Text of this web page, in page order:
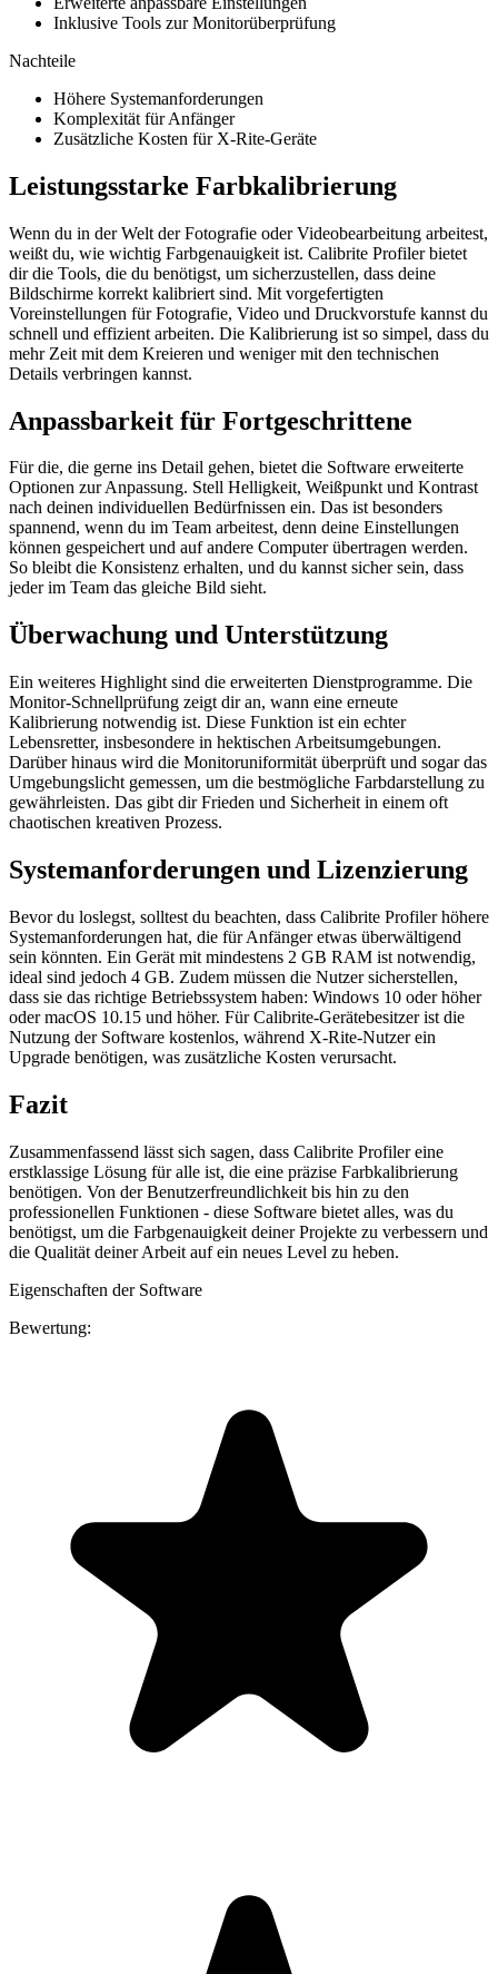
Inklusive Tools zur Monitorüberprüfung
Nachteile
Höhere Systemanforderungen
Komplexität für Anfänger
Zusätzliche Kosten für X-Rite-Geräte
Leistungsstarke Farbkalibrierung
Wenn du in der Welt der Fotografie oder Videobearbeitung arbeitest,
weißt du, wie wichtig Farbgenauigkeit ist. Calibrite Profiler bietet
dir die Tools, die du benötigst, um sicherzustellen, dass deine
Bildschirme korrekt kalibriert sind. Mit vorgefertigten
Voreinstellungen für Fotografie, Video und Druckvorstufe kannst du
schnell und effizient arbeiten. Die Kalibrierung ist so simpel, dass du
mehr Zeit mit dem Kreieren und weniger mit den technischen
Details verbringen kannst.
Anpassbarkeit für Fortgeschrittene
Für die, die gerne ins Detail gehen, bietet die Software erweiterte
Optionen zur Anpassung. Stell Helligkeit, Weißpunkt und Kontrast
nach deinen individuellen Bedürfnissen ein. Das ist besonders
spannend, wenn du im Team arbeitest, denn deine Einstellungen
können gespeichert und auf andere Computer übertragen werden.
So bleibt die Konsistenz erhalten, und du kannst sicher sein, dass
jeder im Team das gleiche Bild sieht.
Überwachung und Unterstützung
Ein weiteres Highlight sind die erweiterten Dienstprogramme. Die
Monitor-Schnellprüfung zeigt dir an, wann eine erneute
Kalibrierung notwendig ist. Diese Funktion ist ein echter
Lebensretter, insbesondere in hektischen Arbeitsumgebungen.
Darüber hinaus wird die Monitoruniformität überprüft und sogar das
Umgebungslicht gemessen, um die bestmögliche Farbdarstellung zu
gewährleisten. Das gibt dir Frieden und Sicherheit in einem oft
chaotischen kreativen Prozess.
Systemanforderungen und Lizenzierung
Bevor du loslegst, solltest du beachten, dass Calibrite Profiler höhere
Systemanforderungen hat, die für Anfänger etwas überwältigend
sein könnten. Ein Gerät mit mindestens 2 GB RAM ist notwendig,
ideal sind jedoch 4 GB. Zudem müssen die Nutzer sicherstellen,
dass sie das richtige Betriebssystem haben: Windows 10 oder höher
oder macOS 10.15 und höher. Für Calibrite-Gerätebesitzer ist die
Nutzung der Software kostenlos, während X-Rite-Nutzer ein
Upgrade benötigen, was zusätzliche Kosten verursacht.
Fazit
Zusammenfassend lässt sich sagen, dass Calibrite Profiler eine
erstklassige Lösung für alle ist, die eine präzise Farbkalibrierung
benötigen. Von der Benutzerfreundlichkeit bis hin zu den
professionellen Funktionen - diese Software bietet alles, was du
benötigst, um die Farbgenauigkeit deiner Projekte zu verbessern und
die Qualität deiner Arbeit auf ein neues Level zu heben.
Eigenschaften der Software
Bewertung: